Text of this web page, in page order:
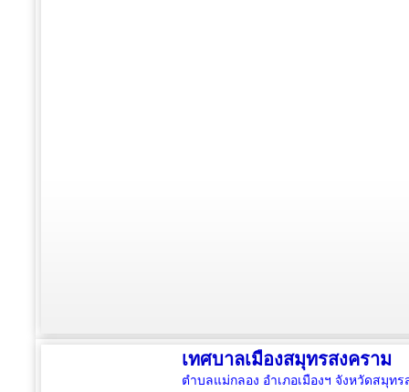
เทศบาลเมืองสมุทรสงคราม
ตำบลแม่กลอง อำเภอเมืองฯ จังหวัดสมุท